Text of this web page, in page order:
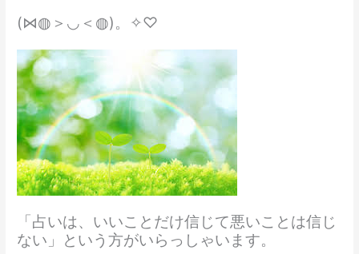
(⋈◍＞◡＜◍)。✧♡
「占いは、いいことだけ信じて悪いことは信じ
ない」という方がいらっしゃいます。